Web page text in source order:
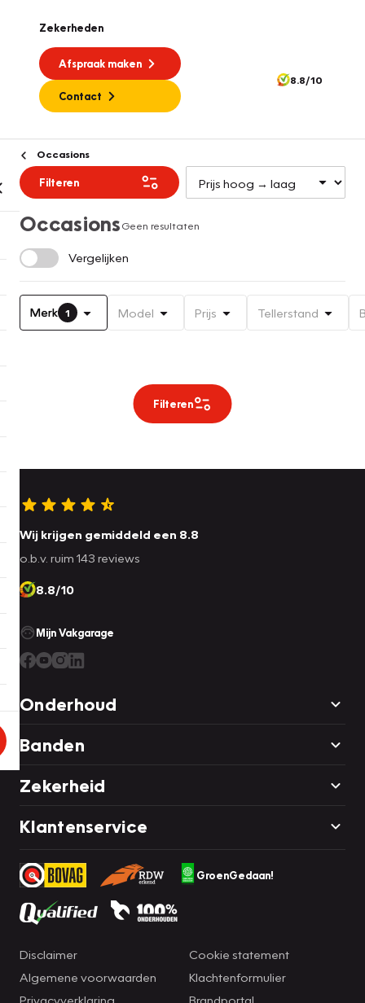
Zekerheden
Afspraak maken
Contact
8.8/10
Occasions
Filteren
OccasionsGeen resultaten
Vergelijken
Merk 1 Model Prijs Tellerstand
Filteren
Wij krijgen gemiddeld een 8.8
o.b.v. ruim 143 reviews
8.8/10
Mijn Vakgarage
Onderhoud
Banden
Zekerheid
Klantenservice
GroenGedaan!
Disclaimer
Algemene voorwaarden
Privacyverklaring
Cookie statement
Klachtenformulier
Brandportal